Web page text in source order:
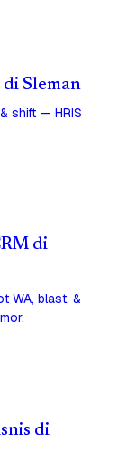
di Sleman
shift — HRIS
di
WA, blast, &
di